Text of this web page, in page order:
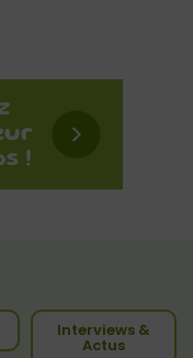
Interviews &
Actus